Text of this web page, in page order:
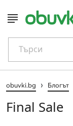
Търси
obuvki.bg › Блогът
Final Sale